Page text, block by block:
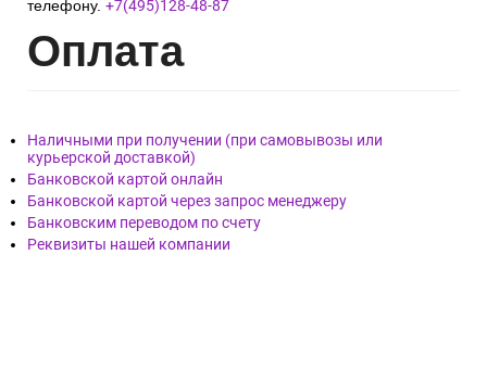
телефону. +7(495)128-48-87
Оплата
Наличными при получении (при самовывозы или
курьерской доставкой)
Банковской картой онлайн
Банковской картой через запрос менеджеру
Банковским переводом по счету
Реквизиты нашей компании